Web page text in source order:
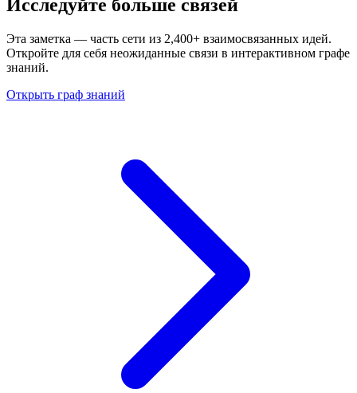
Исследуйте больше связей
Эта заметка — часть сети из 2,400+ взаимосвязанных идей.
Откройте для себя неожиданные связи в интерактивном графе
знаний.
Открыть граф знаний